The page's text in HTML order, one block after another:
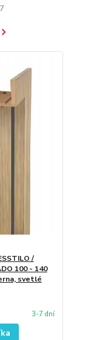
/
100 - 140
svetlé
3-7 dní